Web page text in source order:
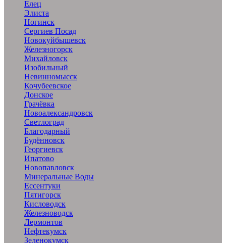
Елец
Элиста
Ногинск
Сергиев Посад
Новокуйбышевск
Железногорск
Михайловск
Изобильный
Невинномысск
Кочубеевское
Донское
Грачёвка
Новоалександровск
Светлоград
Благодарный
Будённовск
Георгиевск
Ипатово
Новопавловск
Минеральные Воды
Ессентуки
Пятигорск
Кисловодск
Железноводск
Лермонтов
Нефтекумск
Зеленокумск